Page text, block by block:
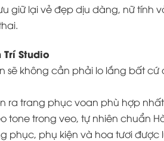
giữ lại vẻ đẹp dịu dàng, nữ tính
Studio
sẽ không cần phải lo lắng bất
ra trang phục voan phù hợp
tone trong veo, tự nhiên chuẩn
phục, phụ kiện và hoa tươi được